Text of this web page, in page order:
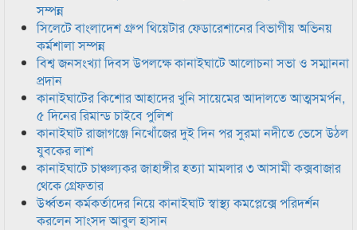
সম্পন্ন
সিলেটে বাংলাদেশ গ্রুপ থিয়েটার ফেডারেশানের বিভাগীয় অভিনয়
কর্মশালা সম্পন্ন
বিশ্ব জনসংখ্যা দিবস উপলক্ষে কানাইঘাটে আলোচনা সভা ও সম্মাননা
প্রদান
কানাইঘাটের কিশোর আহাদের খুনি সায়েমের আদালতে আত্মসমর্পন,
৫ দিনের রিমান্ড চাইবে পুলিশ
কানাইঘাট রাজাগঞ্জে নিখোঁজের দুই দিন পর সুরমা নদীতে ভেসে উঠল
যুবকের লাশ
কানাইঘাটে চাঞ্চল্যকর জাহাঙ্গীর হত্যা মামলার ৩ আসামী কক্সবাজার
থেকে গ্রেফতার
উর্ধ্বতন কর্মকর্তাদের নিয়ে কানাইঘাট স্বাস্থ্য কমপ্লেক্সে পরিদর্শন
করলেন সাংসদ আবুল হাসান